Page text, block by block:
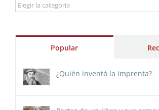
Categorías
Popular
¿Quién inventó la imprenta?